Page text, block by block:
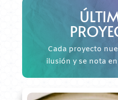
Cada proyecto
ilusión y se nota